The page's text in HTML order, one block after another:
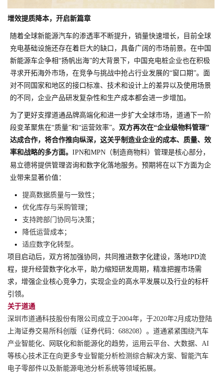
增效提质降本，开启新篇章
随着全球新能源汽车的渗透率不断提升，销量快速增长，目前全球
充电基础设施还存在着巨大的缺口，具备广阔的市场前景。在中国
新能源车企争相“扬帆出海”的大背景下，中国充电桩企业也在积极
寻求开拓海外市场，在竞争与挑战中抢占行业发展的“窗口期”。面
对不同国家和地区的接口标准、技术和设计上的差异以及使用场景
的不同，企业产品研发复杂性和生产成本都会进一步增加。
为了更好支撑道通品牌高端化和进一步扩大全球市场，道通下一阶
段变革聚焦在“质量”和“运营效率”。 双方再次在“企业级物料管理”
达成合作，将合作推向纵深，这关乎制造业企业的成本、质量、效
率和战略的多方面。 IPN和MPN （制造商物料）管理是核心部分，
易立德将提供管理咨询和数字化落地服务。预期将在以下方面为企
业带来显著价值：
提高数据质量与一致性；
优化库存与采购管理；
支持跨部门协同与决策；
降低运营成本；
适应数字化转型。
项目启动后，双方将加强协同，共同推进数字化建设，落地IPD流
程，提升经营数字化水平， 助力缩短研发周期，精准把握市场需
求，增强企业核心竞争力，实现企业的高水平发展以及行业的标杆
引领。
关于道通
深圳市道通科技股份有限公司成立于2004年，于2020年2月成功登陆
上海证券交易所科创版（证券代码：688208）。道通紧紧围绕汽车
产业智能化、网联化和新能源化的趋势，运用云平台、大数据、AI
等核心技术正在向更多专业智能分析检测综合解决方案、智能汽车
电子零部件以及新能源电池分析系统等领域拓展。